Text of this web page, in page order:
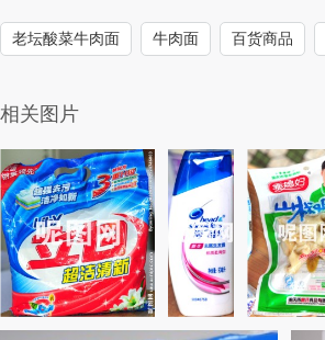
老坛酸菜牛肉面 牛肉面 百货商品
相关图片